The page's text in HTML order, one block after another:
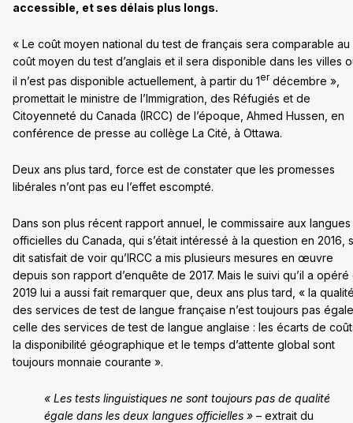
accessible, et ses délais plus longs.
« Le coût moyen national du test de français sera comparable au
coût moyen du test d’anglais et il sera disponible dans les villes
il n’est pas disponible actuellement, à partir du 1er décembre »,
promettait le ministre de l’Immigration, des Réfugiés et de
Citoyenneté du Canada (IRCC) de l’époque, Ahmed Hussen, en
conférence de presse au collège La Cité, à Ottawa.
Deux ans plus tard, force est de constater que les promesses
libérales n’ont pas eu l’effet escompté.
Dans son plus récent rapport annuel, le commissaire aux langues
officielles du Canada, qui s’était intéressé à la question en 2016,
dit satisfait de voir qu’IRCC a mis plusieurs mesures en œuvre
depuis son rapport d’enquête de 2017. Mais le suivi qu’il a opéré
2019 lui a aussi fait remarquer que, deux ans plus tard, « la
des services de test de langue française n’est toujours pas
celle des services de test de langue anglaise : les écarts de
la disponibilité géographique et le temps d’attente global sont
toujours monnaie courante ».
« Les tests linguistiques ne sont toujours pas de qualité
égale dans les deux langues officielles » – extrait du